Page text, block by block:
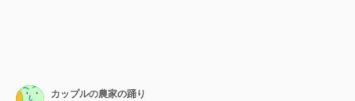
カップルの農家の踊り